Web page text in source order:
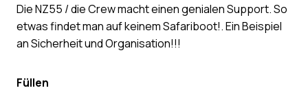
Die NZ55 / die Crew macht einen genialen Support. So
etwas findet man auf keinem Safariboot!. Ein Beispiel
an Sicherheit und Organisation!!!
Füllen